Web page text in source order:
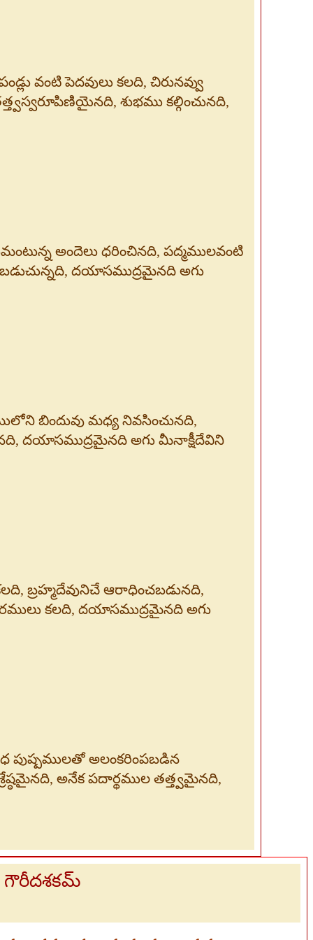
వంటి పెదవులు కలది, చిరునవ్వు
శుభము కల్గించునది,
అందెలు ధరించినది, పద్మములవంటి
దయాసముద్రమైనది అగు
బిందువు మధ్య నివసించునది,
దయాసముద్రమైనది అగు మీనాక్షీదేవిని
బ్రహ్మదేవునిచే ఆరాధించబడునది,
కలది, దయాసముద్రమైనది అగు
పుష్పములతో అలంకరింపబడిన
అనేక పదార్థముల తత్త్వమైనది,
గౌరీదశకమ్